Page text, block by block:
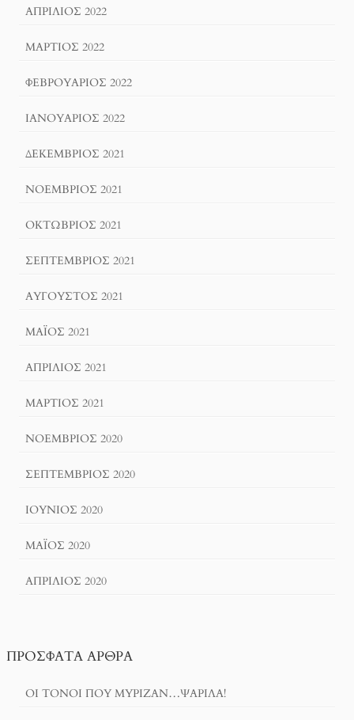
ΑΠΡΊΛΙΟΣ 2022
ΜΆΡΤΙΟΣ 2022
ΦΕΒΡΟΥΆΡΙΟΣ 2022
ΙΑΝΟΥΆΡΙΟΣ 2022
ΔΕΚΈΜΒΡΙΟΣ 2021
ΝΟΈΜΒΡΙΟΣ 2021
ΟΚΤΏΒΡΙΟΣ 2021
ΣΕΠΤΈΜΒΡΙΟΣ 2021
ΑΎΓΟΥΣΤΟΣ 2021
ΜΆΙΟΣ 2021
ΑΠΡΊΛΙΟΣ 2021
ΜΆΡΤΙΟΣ 2021
ΝΟΈΜΒΡΙΟΣ 2020
ΣΕΠΤΈΜΒΡΙΟΣ 2020
ΙΟΎΝΙΟΣ 2020
ΜΆΙΟΣ 2020
ΑΠΡΊΛΙΟΣ 2020
ΠΡΌΣΦΑΤΑ ΆΡΘΡΑ
ΟΙ ΤΌΝΟΙ ΠΟΥ ΜΎΡΙΖΑΝ…ΨΑΡΊΛΑ!